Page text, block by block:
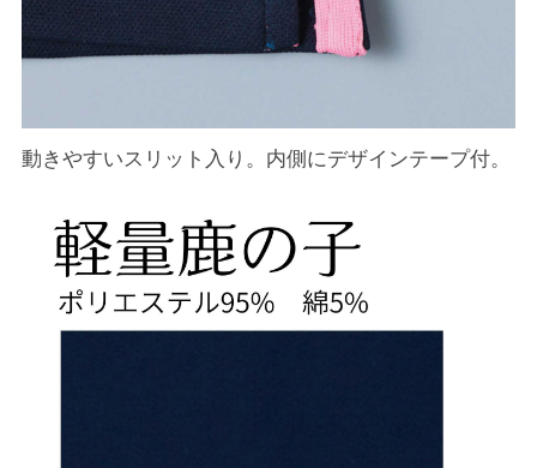
動きやすいスリット入り。内側にデザインテープ付。